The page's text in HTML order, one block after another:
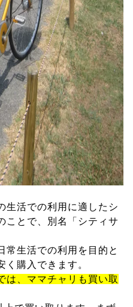
生活での利用に適したシ
ことで、別名「シティサ
常生活での利用を目的と
く購入できます。
は、ママチャリも買い取